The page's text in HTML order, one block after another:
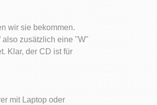
wir sie bekommen.
zusätzlich eine "W"
Klar, der CD ist für
mit Laptop oder